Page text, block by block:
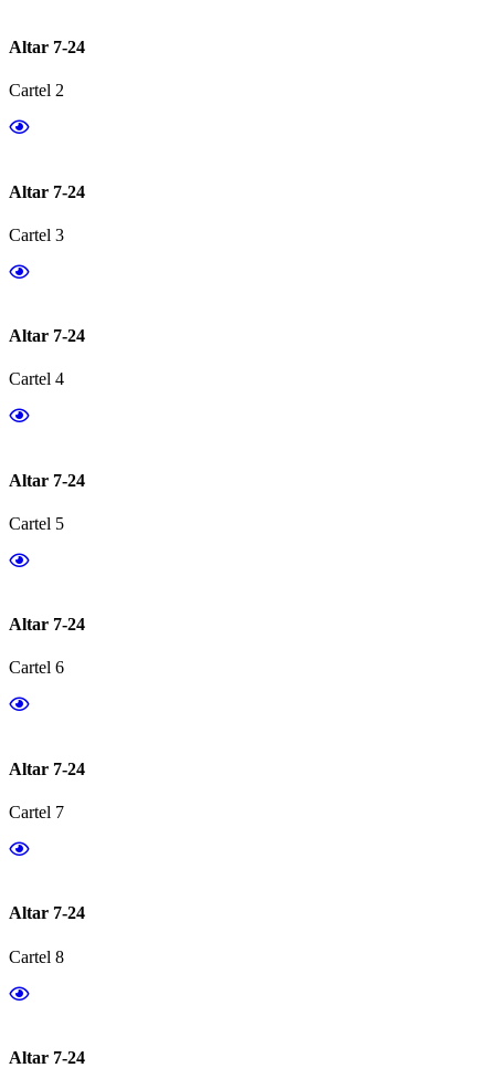
Altar 7-24
Cartel 2
Altar 7-24
Cartel 3
Altar 7-24
Cartel 4
Altar 7-24
Cartel 5
Altar 7-24
Cartel 6
Altar 7-24
Cartel 7
Altar 7-24
Cartel 8
Altar 7-24